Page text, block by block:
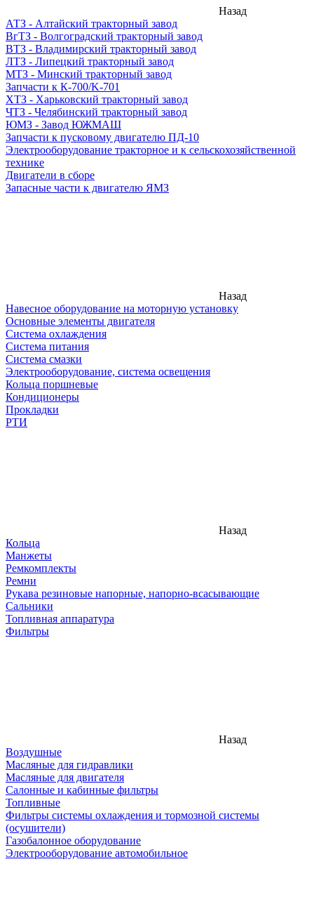
Назад
АТЗ - Алтайский тракторный завод
ВгТЗ - Волгоградский тракторный завод
ВТЗ - Владимирский тракторный завод
ЛТЗ - Липецкий тракторный завод
МТЗ - Минский тракторный завод
Запчасти к К-700/K-701
ХТЗ - Харьковский тракторный завод
ЧТЗ - Челябинский тракторный завод
ЮМЗ - Завод ЮЖМАШ
Запчасти к пусковому двигателю ПД-10
Электрооборудование тракторное и к сельскохозяйственной
технике
Двигатели в сборе
Запасные части к двигателю ЯМЗ
Назад
Навесное оборудование на моторную установку
Основные элементы двигателя
Система охлаждения
Система питания
Система смазки
Электрооборудование, система освещения
Кольца поршневые
Кондиционеры
Прокладки
РТИ
Назад
Кольца
Манжеты
Ремкомплекты
Ремни
Рукава резиновые напорные, напорно-всасывающие
Сальники
Топливная аппаратура
Фильтры
Назад
Воздушные
Масляные для гидравлики
Масляные для двигателя
Салонные и кабинные фильтры
Топливные
Фильтры системы охлаждения и тормозной системы
(осушители)
Газобалонное оборудование
Электрооборудование автомобильное